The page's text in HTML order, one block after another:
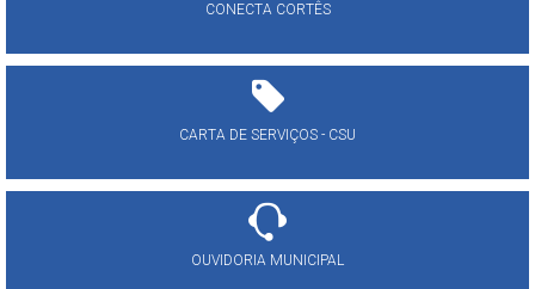
CONECTA CORTÊS
CARTA DE SERVIÇOS - CSU
OUVIDORIA MUNICIPAL